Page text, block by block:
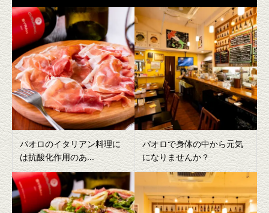
パオロのイタリアン料理に
は抗酸化作用のあ...
パオロで身体の中から元気
になりませんか？